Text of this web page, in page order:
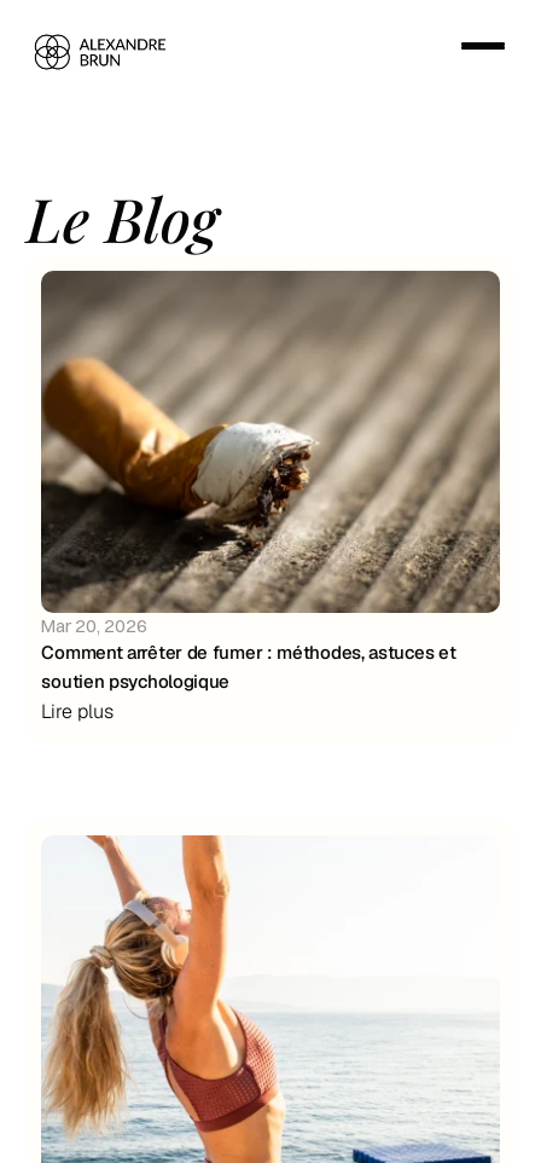
Le Blog
Mar 20, 2026
Comment arrêter de fumer : méthodes, astuces et
soutien psychologique
Lire plus